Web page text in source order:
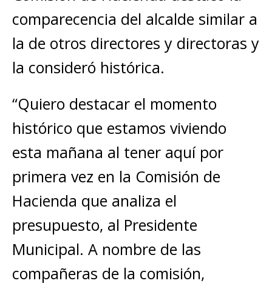
comparecencia del alcalde similar a
la de otros directores y directoras y
la consideró histórica.
“Quiero destacar el momento
histórico que estamos viviendo
esta mañana al tener aquí por
primera vez en la Comisión de
Hacienda que analiza el
presupuesto, al Presidente
Municipal. A nombre de las
compañeras de la comisión,